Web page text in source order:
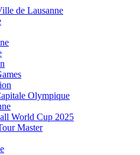
de Lausanne
Olympique
World Cup 2025
Master